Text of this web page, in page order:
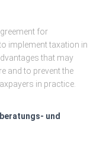
for
implement taxation in
that may
and to prevent the
in practice.
und